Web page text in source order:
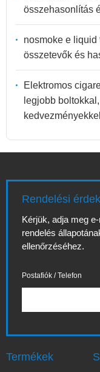
összehasonlítás
nosmoke e liquid
összetevők és
Elektromos
legjobb
kedvezményekkel
Rendelési
Kérjük, adja meg
rendelés
ellenőrzéséhez.
Postafiók / Telefon
Termékek